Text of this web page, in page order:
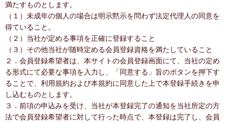
満たすものとします。
（１）未成年の個人の場合は明示黙示を問わず法定代理人の同意を
得ていること。
（２）当社が定める事項を正確に登録すること
（３）その他当社が随時定める会員登録資格を満たしていること
２．会員登録希望者は、本サイトの会員登録画面にて、当社の定め
る形式にて必要な事項を入力し、「同意する」旨のボタンを押下す
ることで、利用規約および本規約に同意した上で本登録手続きを申
し込むものとします。
３．前項の申込みを受け、当社が本登録完了の通知を当社所定の方
法で会員登録希望者に対して行った時点で、本登録は完了し、会員